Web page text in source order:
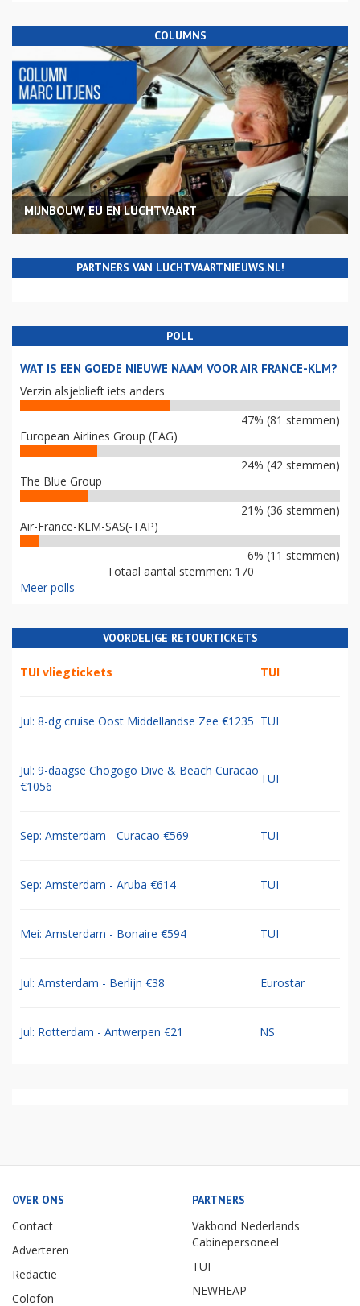
COLUMNS
MIJNBOUW, EU EN LUCHTVAART
PARTNERS VAN LUCHTVAARTNIEUWS.NL!
POLL
WAT IS EEN GOEDE NIEUWE NAAM VOOR AIR FRANCE-KLM?
Verzin alsjeblieft iets anders
47% (81 stemmen)
European Airlines Group (EAG)
24% (42 stemmen)
The Blue Group
21% (36 stemmen)
Air-France-KLM-SAS(-TAP)
6% (11 stemmen)
Totaal aantal stemmen: 170
Meer polls
VOORDELIGE RETOURTICKETS
TUI vliegtickets TUI
Jul: 8-dg cruise Oost Middellandse Zee €1235 TUI
Jul: 9-daagse Chogogo Dive & Beach Curacao
€1056
TUI
Sep: Amsterdam - Curacao €569 TUI
Sep: Amsterdam - Aruba €614 TUI
Mei: Amsterdam - Bonaire €594 TUI
Jul: Amsterdam - Berlijn €38 Eurostar
Jul: Rotterdam - Antwerpen €21 NS
OVER ONS
Contact
Adverteren
Redactie
Colofon
PARTNERS
Vakbond Nederlands
Cabinepersoneel
TUI
NEWHEAP